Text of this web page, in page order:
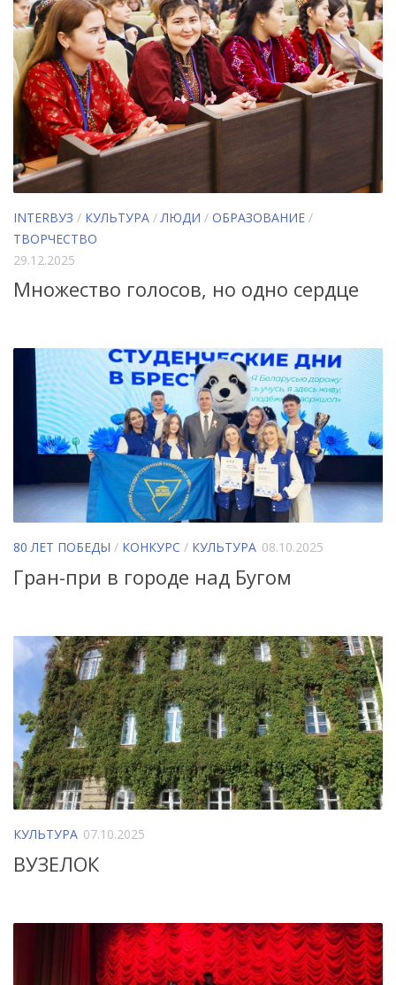
INTERВУЗ / КУЛЬТУРА /ЛЮДИ / ОБРАЗОВАНИЕ /
ТВОРЧЕСТВО
29.12.2025
Множество голосов, но одно сердце
80 ЛЕТ ПОБЕДЫ / КОНКУРС / КУЛЬТУРА 08.10.2025
Гран-при в городе над Бугом
КУЛЬТУРА 07.10.2025
ВУЗЕЛОК